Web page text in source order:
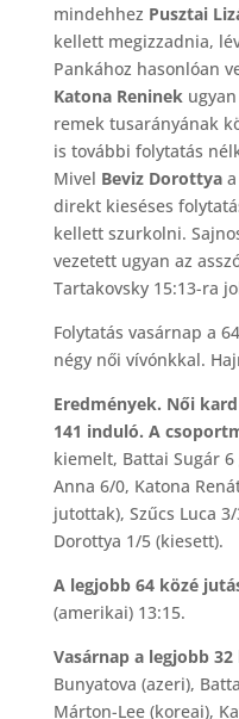
mindehhez Pusztai
kellett megizzadnia,
Pankához hasonlóan
Katona Reninek
remek tusarányának
is további folytatás
Mivel Beviz Dorottya
direkt kieséses
kellett szurkolni.
vezetett ugyan az
Tartakovsky 15:13-ra
Folytatás vasárnap a
négy női vívónkkal.
Eredmények. Női
141 induló. A
kiemelt, Battai Sugár
Anna 6/0, Katona
jutottak), Szűcs Luca
Dorottya 1/5 (kiesett).
A legjobb 64 közé
(amerikai) 13:15.
Vasárnap a legjobb
Bunyatova (azeri),
Márton-Lee (koreai),